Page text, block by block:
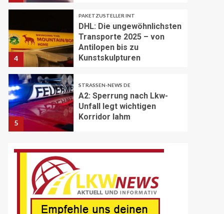
4
PAKETZUSTELLER INT
DHL: Die ungewöhnlichsten
Transporte 2025 – von
Antilopen bis zu
Kunstskulpturen
5
STRASSEN-NEWS DE
A2: Sperrung nach Lkw-
Unfall legt wichtigen
Korridor lahm
BRANCHEN-NEWS (DE)
Deutschen
Nachhaltigkeitspreis
BRANCHEN-NEWS (DE)